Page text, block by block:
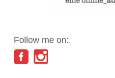
Follow me on: